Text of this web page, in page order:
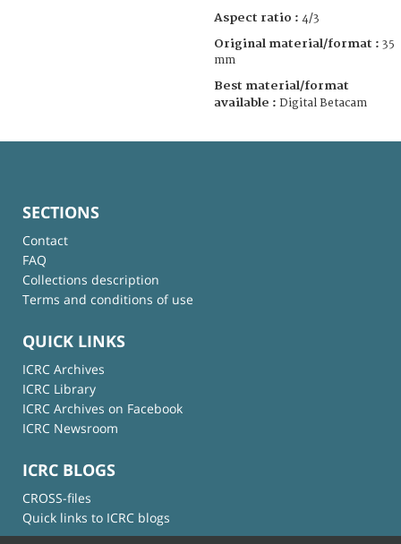
Aspect ratio : 4/3
Original material/format : 35
mm
Best material/format
available : Digital Betacam
SECTIONS
Contact
FAQ
Collections description
Terms and conditions of use
QUICK LINKS
ICRC Archives
ICRC Library
ICRC Archives on Facebook
ICRC Newsroom
ICRC BLOGS
CROSS-files
Quick links to ICRC blogs